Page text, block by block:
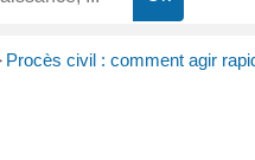
Procès civil : comment agir